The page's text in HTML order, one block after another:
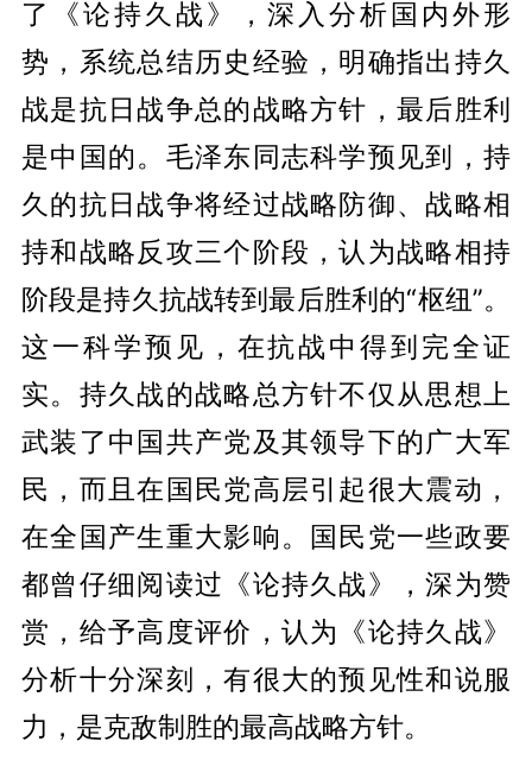
了《论持久战》，深入分析国内外形
势，系统总结历史经验，明确指出持久
战是抗日战争总的战略方针，最后胜利
是中国的。毛泽东同志科学预见到，持
久的抗日战争将经过战略防御、战略相
持和战略反攻三个阶段，认为战略相持
阶段是持久抗战转到最后胜利的“枢纽”。
这一科学预见，在抗战中得到完全证
实。持久战的战略总方针不仅从思想上
武装了中国共产党及其领导下的广大军
民，而且在国民党高层引起很大震动，
在全国产生重大影响。国民党一些政要
都曾仔细阅读过《论持久战》，深为赞
赏，给予高度评价，认为《论持久战》
分析十分深刻，有很大的预见性和说服
力，是克敌制胜的最高战略方针。